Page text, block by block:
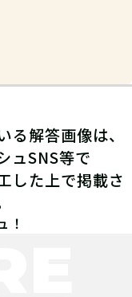
解答画像は、
ュSNS等で
した上で掲載さ
！